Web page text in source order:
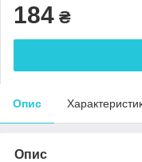
184 ₴
Опис
Опис